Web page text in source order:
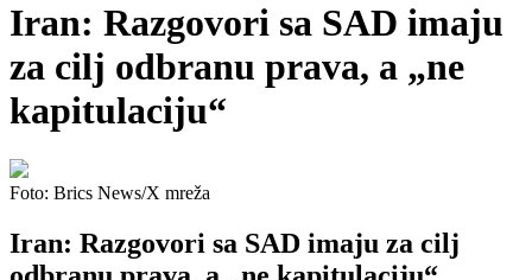
Iran: Razgovori sa SAD imaju
za cilj odbranu prava, a „ne
kapitulaciju“
Foto: Brics News/X mreža
Iran: Razgovori sa SAD imaju za cilj